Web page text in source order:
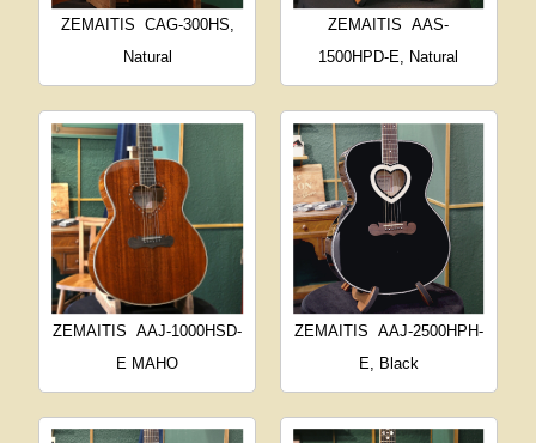
ZEMAITIS CAG-300HS,
Natural
ZEMAITIS
AAS-
1500HPD-E, Natural
ZEMAITIS
AAJ-1000HSD-
E MAHO
ZEMAITIS AAJ-2500HPH-
E, Black